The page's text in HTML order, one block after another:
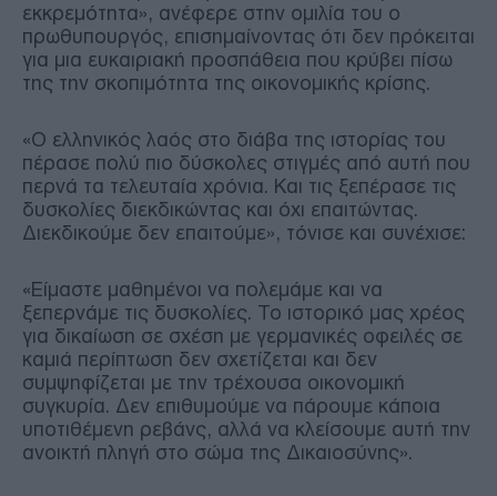
εκκρεμότητα», ανέφερε στην ομιλία του ο
πρωθυπουργός, επισημαίνοντας ότι δεν πρόκειται
για μια ευκαιριακή προσπάθεια που κρύβει πίσω
της την σκοπιμότητα της οικονομικής κρίσης.
«Ο ελληνικός λαός στο διάβα της ιστορίας του
πέρασε πολύ πιο δύσκολες στιγμές από αυτή που
περνά τα τελευταία χρόνια. Και τις ξεπέρασε τις
δυσκολίες διεκδικώντας και όχι επαιτώντας.
Διεκδικούμε δεν επαιτούμε», τόνισε και συνέχισε:
«Είμαστε μαθημένοι να πολεμάμε και να
ξεπερνάμε τις δυσκολίες. Το ιστορικό μας χρέος
για δικαίωση σε σχέση με γερμανικές οφειλές σε
καμιά περίπτωση δεν σχετίζεται και δεν
συμψηφίζεται με την τρέχουσα οικονομική
συγκυρία. Δεν επιθυμούμε να πάρουμε κάποια
υποτιθέμενη ρεβάνς, αλλά να κλείσουμε αυτή την
ανοικτή πληγή στο σώμα της Δικαιοσύνης».